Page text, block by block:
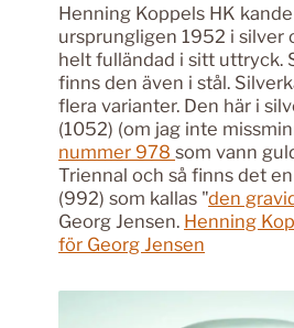
Henning Koppels HK
ursprungligen 1952 i silver
helt fulländad i sitt uttryck.
finns den även i stål.
flera varianter. Den här i
(1052) (om jag inte
nummer 978som vann
Triennal och så finns det
(992) som kallas "den
Georg Jensen. Henning
för Georg Jensen